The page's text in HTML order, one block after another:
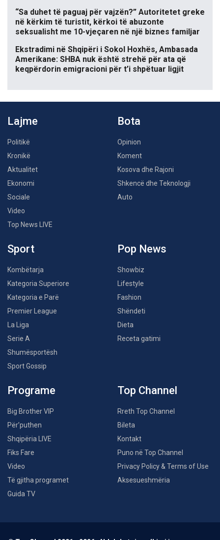
“Sa duhet të paguaj për vajzën?” Autoritetet greke
në kërkim të turistit, kërkoi të abuzonte
seksualisht me 10-vjeçaren në një biznes familjar
Ekstradimi në Shqipëri i Sokol Hoxhës, Ambasada
Amerikane: SHBA nuk është strehë për ata që
keqpërdorin emigracioni për t’i shpëtuar ligjit
Lajme
Politikë
Kronikë
Aktualitet
Ekonomi
Sociale
Video
Top News LIVE
Bota
Opinion
Koment
Kosova dhe Rajoni
Shkencë dhe Teknologji
Auto
Sport
Kombëtarja
Kategoria Superiore
Kategoria e Parë
Premier League
La Liga
Serie A
Shumësportësh
Sport Gossip
Pop News
Showbiz
Lifestyle
Fashion
Shëndeti
Dieta
Receta gatimi
Programe
Big Brother VIP
Për’puthen
Shqipëria LIVE
Fiks Fare
Video
Të gjitha programet
Guida TV
Top Channel
Rreth Top Channel
Bileta
Kontakt
Puno në Top Channel
Privacy Policy & Terms of Use
Aksesueshmëria